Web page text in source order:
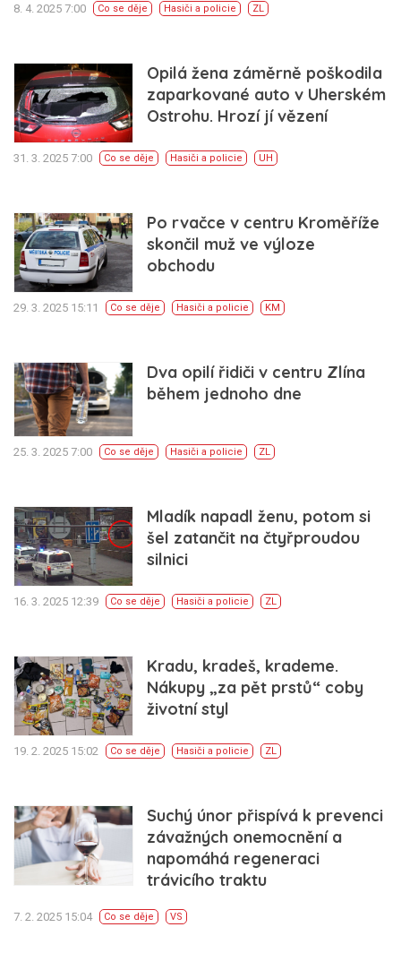
8. 4. 2025 7:00 Co se děje Hasiči a policie ZL
Opilá žena záměrně poškodila
zaparkované auto v Uherském
Ostrohu. Hrozí jí vězení
31. 3. 2025 7:00 Co se děje Hasiči a policie UH
Po rvačce v centru Kroměříže
skončil muž ve výloze
obchodu
29. 3. 2025 15:11 Co se děje Hasiči a policie KM
Dva opilí řidiči v centru Zlína
během jednoho dne
25. 3. 2025 7:00 Co se děje Hasiči a policie ZL
Mladík napadl ženu, potom si
šel zatančit na čtyřproudou
silnici
16. 3. 2025 12:39 Co se děje Hasiči a policie ZL
Kradu, kradeš, krademe.
Nákupy „za pět prstů“ coby
životní styl
19. 2. 2025 15:02 Co se děje Hasiči a policie ZL
Suchý únor přispívá k prevenci
závažných onemocnění a
napomáhá regeneraci
trávicího traktu
7. 2. 2025 15:04 Co se děje VS